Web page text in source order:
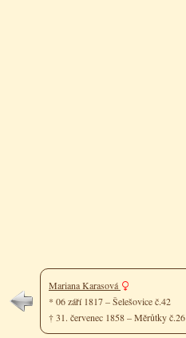
Mariana Karasová
* 06 září 1817 – Šelešovice č.42
† 31. červenec 1858 – Měrůtky č.26